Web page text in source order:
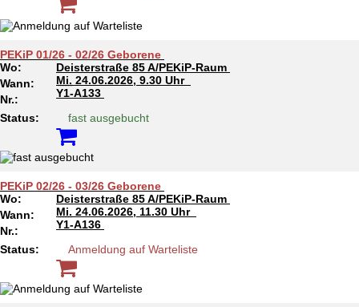
PEKiP 01/26 - 02/26 Geborene
Wo:
Deisterstraße 85 A/PEKiP-Raum
Wann:
Mi. 24.06.2026, 9.30 Uhr
Nr.:
Y1-A133
Status:
fast ausgebucht
PEKiP 02/26 - 03/26 Geborene
Wo:
Deisterstraße 85 A/PEKiP-Raum
Wann:
Mi. 24.06.2026, 11.30 Uhr
Nr.:
Y1-A136
Status:
Anmeldung auf Warteliste